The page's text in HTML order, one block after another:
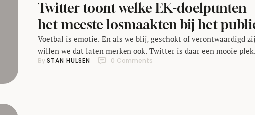
Twitter toont welke EK-doelpunten
het meeste losmaakten bij het
Voetbal is emotie. En als we blij, geschokt of verontwaardigd
willen we dat laten merken ook. Twitter is daar een mooie plek
voor: naast politiek (en het Eurovisie Songfestival) doet sport
By STAN HULSEN 0 Comments